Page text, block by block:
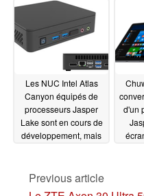
Cove" de nouvelle
génération
05/21/2021
Les NUC Intel Atlas
Canyon équipés de
processeurs Jasper
Lake sont en cours de
développement, mais
05/05/2021
d'un
Previous article